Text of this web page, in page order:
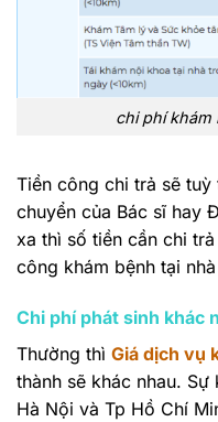
chi phí khám
Tiền công chi trả sẽ
chuyển của Bác sĩ hay
xa thì số tiền cần chi
công khám bệnh tại
Chi phí phát sinh khác
Thường thì Giá dịch vụ
thành sẽ khác nhau.
Hà Nội và Tp Hồ Chí